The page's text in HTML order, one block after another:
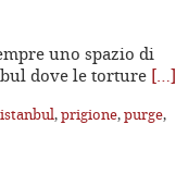
uno spazio di
dove le torture […]
istanbul,prigione,purge,